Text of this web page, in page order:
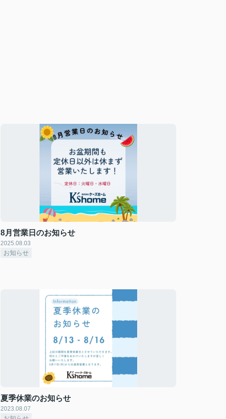
8月営業日のお知らせ
2025.08.03
お知らせ
夏季休業のお知らせ
2023.08.07